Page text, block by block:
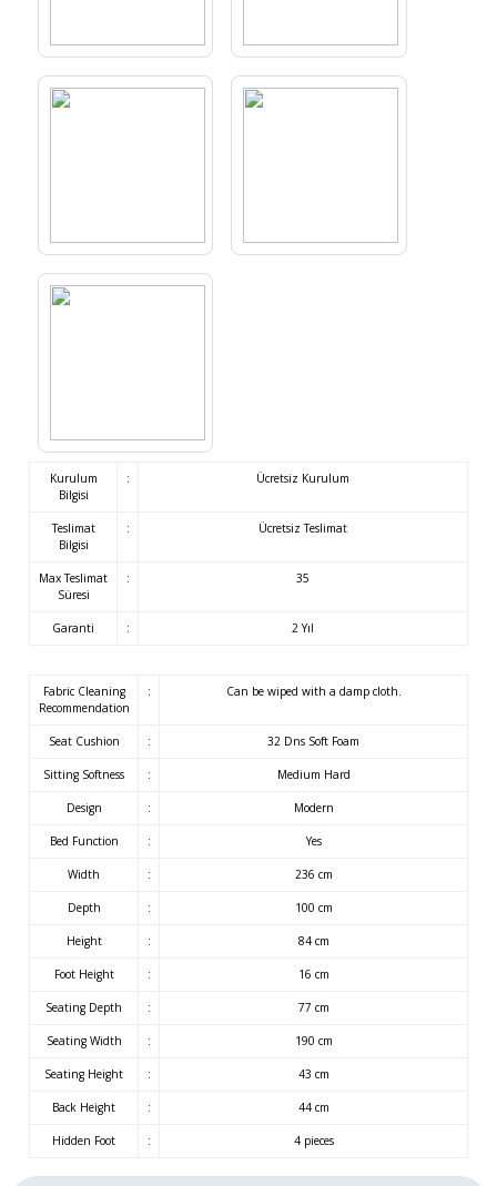
Kurulum
Bilgisi
: Ücretsiz Kurulum
Teslimat
Bilgisi
: Ücretsiz Teslimat
Max Teslimat
Süresi
: 35
Garanti : 2 Yıl
Fabric Cleaning
Recommendation
: Can be wiped with a damp cloth.
Seat Cushion : 32 Dns Soft Foam
Sitting Softness : Medium Hard
Design : Modern
Bed Function : Yes
Width : 236 cm
Depth : 100 cm
Height : 84 cm
Foot Height : 16 cm
Seating Depth : 77 cm
Seating Width : 190 cm
Seating Height : 43 cm
Back Height : 44 cm
Hidden Foot : 4 pieces